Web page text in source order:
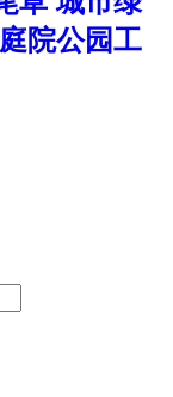
院公园工